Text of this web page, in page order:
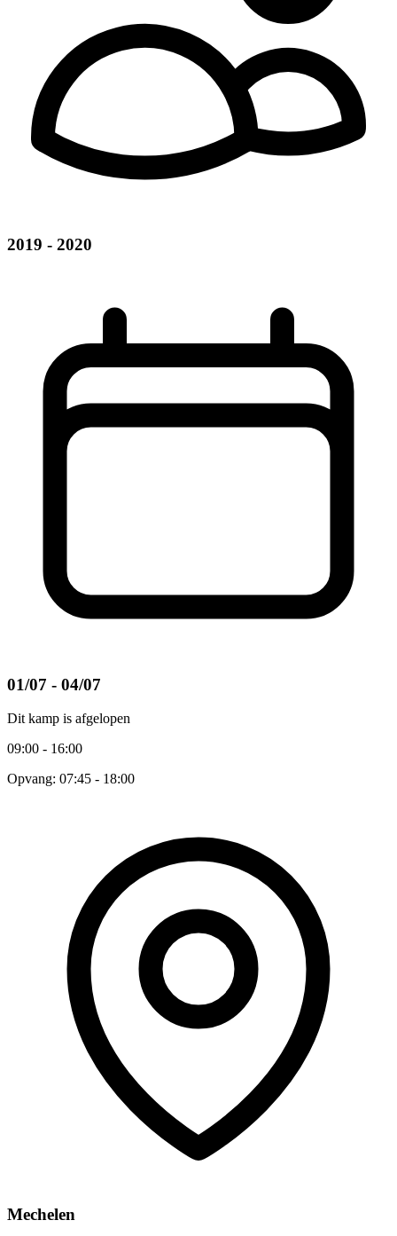
2019 - 2020
01/07 - 04/07
Dit kamp is afgelopen
09:00 - 16:00
Opvang: 07:45 - 18:00
Mechelen